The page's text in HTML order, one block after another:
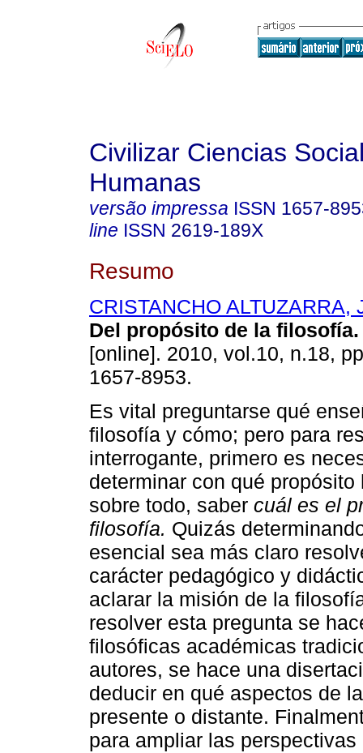
Civilizar Ciencias
Humanas
versão impressa ISSN 1657-
line ISSN 2619-189X
Resumo
CRISTANCHO ALTUZARRA,
Del propósito de la filosofía.
[online]. 2010, vol.10, n.18,
1657-8953.
Es vital preguntarse qué
filosofía y cómo; pero para
interrogante, primero es
determinar con qué propósito
sobre todo, saber cuál es el
filosofía. Quizás
esencial sea más claro
carácter pedagógico y
aclarar la misión de la
resolver esta pregunta se
filosóficas académicas
autores, se hace una
deducir en qué aspectos de
presente o distante.
para ampliar las